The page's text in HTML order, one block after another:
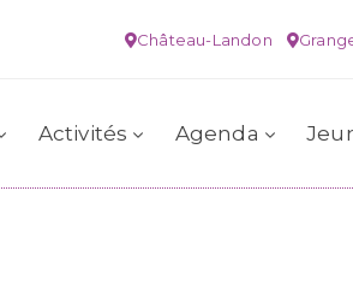
Château-Landon
Activités Agenda